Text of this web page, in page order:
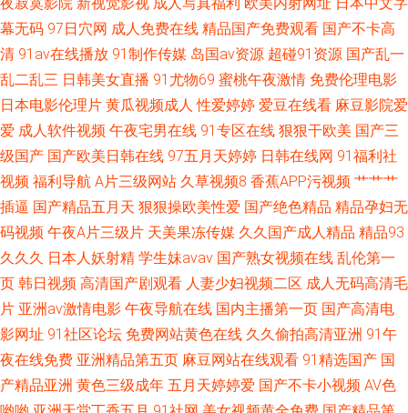
幕无码 97日穴网 成人免费在线 精品国产免费观看 国产不卡高
清 91av在线播放 91制作传媒 岛国av资源 超碰91资源 国产乱一
乱二乱三 日韩美女直播 91尤物69 蜜桃午夜激情 免费伦理电影
日本电影伦理片 黄瓜视频成人 性爱婷婷 爱豆在线看 麻豆影院爱
爱 成人软件视频 午夜宅男在线 91专区在线 狠狠干欧美 国产三
级国产 国产欧美日韩在线 97五月天婷婷 日韩在线网 91福利社
视频 福利导航 A片三级网站 久草视频8 香蕉APP污视频 艹艹艹
插逼 国产精品五月天 狠狠操欧美性爱 国产绝色精品 精品孕妇无
码视频 午夜A片三级片 天美果冻传媒 久久国产成人精品 精品93
久久久 日本人妖射精 学生妹avav 国产熟女视频在线 乱伦第一
页 韩日视频 高清国产剧观看 人妻少妇视频二区 成人无码高清毛
片 亚洲av激情电影 午夜导航在线 国内主播第一页 国产高清电
影网址 91社区论坛 免费网站黄色在线 久久偷拍高清亚洲 91午
夜在线免费 亚洲精品第五页 麻豆网站在线观看 91精选国产 国
产精品亚洲 黄色三级成年 五月天婷婷爱 国产不卡小视频 AV色